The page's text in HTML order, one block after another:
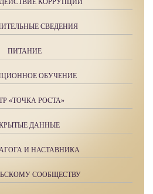
КОРРУПЦИИ
СВЕДЕНИЯ
ПИТАНИЕ
ОБУЧЕНИЕ
«ТОЧКА РОСТА»
ДАННЫЕ
И НАСТАВНИКА
СООБЩЕСТВУ